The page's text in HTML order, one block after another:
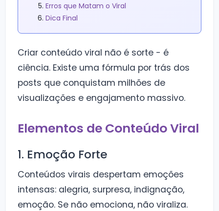
Erros que Matam o Viral
Dica Final
Criar conteúdo viral não é sorte - é
ciência. Existe uma fórmula por trás dos
posts que conquistam milhões de
visualizações e engajamento massivo.
Elementos de Conteúdo Viral
1. Emoção Forte
Conteúdos virais despertam emoções
intensas: alegria, surpresa, indignação,
emoção. Se não emociona, não viraliza.